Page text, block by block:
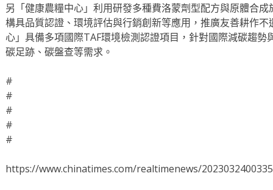
另「健康農糧中心」利用研發多種費洛蒙劑型配方與原體合
構具品質認證、環境評估與行銷創新等應用，推廣友善耕作
心」具備多項國際TAF環境檢測認證項目，針對國際減碳趨
碳足跡、碳盤查等需求。
#
#
#
#
#
https://www.chinatimes.com/realtimenews/